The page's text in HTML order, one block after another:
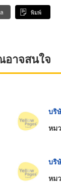
พิมพ์
าจสนใจ
บริ
หม
บริ
หม